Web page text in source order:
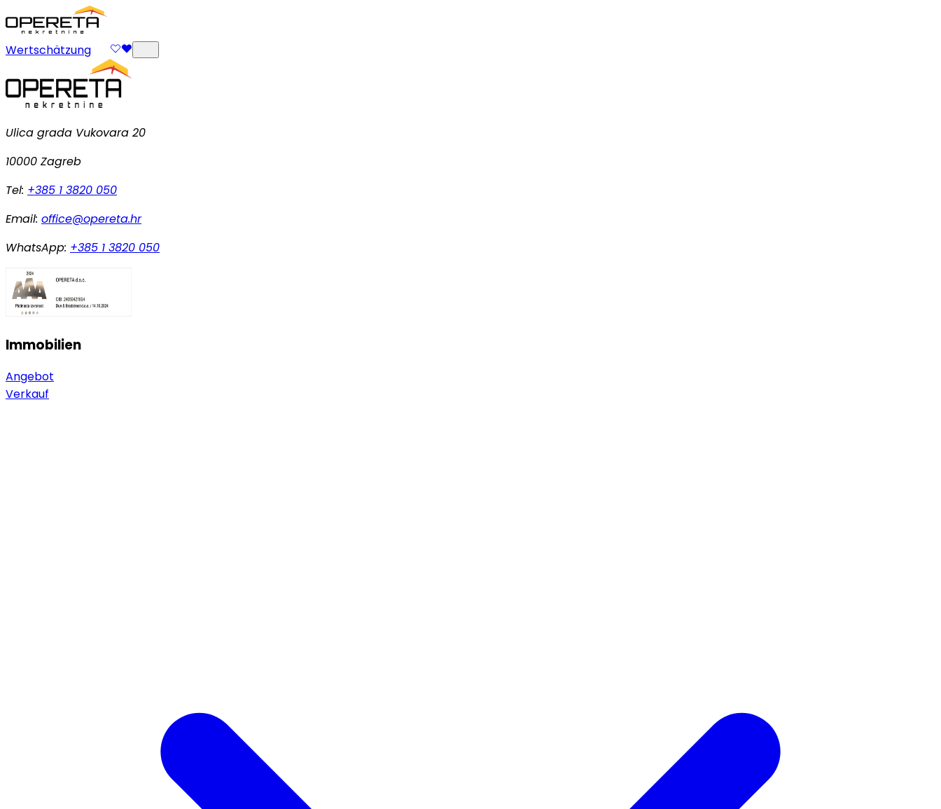
Wertschätzung
Ulica grada Vukovara 20
10000 Zagreb
Tel: +385 1 3820 050
Email: office@opereta.hr
WhatsApp: +385 1 3820 050
Immobilien
Angebot
Verkauf